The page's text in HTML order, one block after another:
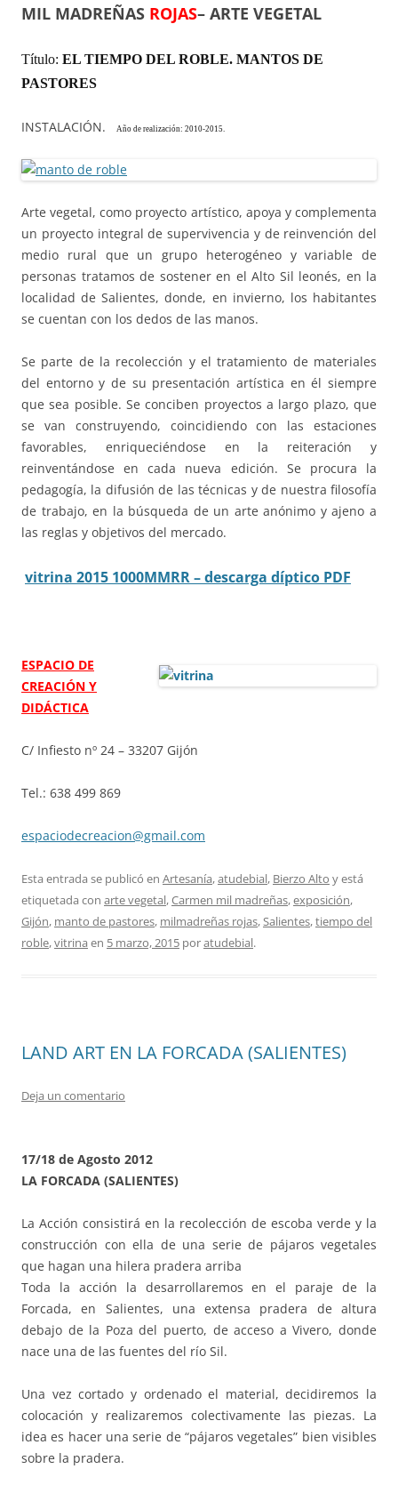
MIL MADREÑAS ROJAS– ARTE VEGETAL
Título: EL TIEMPO DEL ROBLE. MANTOS DE
PASTORES
INSTALACIÓN. Año de realización: 2010-2015.
Arte vegetal, como proyecto artístico, apoya y complementa
un proyecto integral de supervivencia y de reinvención del
medio rural que un grupo heterogéneo y variable de
personas tratamos de sostener en el Alto Sil leonés, en la
localidad de Salientes, donde, en invierno, los habitantes
se cuentan con los dedos de las manos.
Se parte de la recolección y el tratamiento de materiales
del entorno y de su presentación artística en él siempre
que sea posible. Se conciben proyectos a largo plazo, que
se van construyendo, coincidiendo con las estaciones
favorables, enriqueciéndose en la reiteración y
reinventándose en cada nueva edición. Se procura la
pedagogía, la difusión de las técnicas y de nuestra filosofía
de trabajo, en la búsqueda de un arte anónimo y ajeno a
las reglas y objetivos del mercado.
vitrina 2015 1000MMRR– descarga díptico PDF
ESPACIO DE
CREACIÓN Y
DIDÁCTICA
C/ Infiesto nº 24 – 33207 Gijón
Tel.: 638 499 869
espaciodecreacion@gmail.com
Esta entrada se publicó en Artesanía,atudebial, Bierzo Alto y está
etiquetada con arte vegetal,Carmen mil madreñas,exposición,
Gijón, manto de pastores, milmadreñas rojas,Salientes,tiempo del
roble,vitrina en 5 marzo, 2015 poratudebial.
LAND ART EN LA FORCADA (SALIENTES)
Deja un comentario
17/18 de Agosto 2012
LA FORCADA (SALIENTES)
La Acción consistirá en la recolección de escoba verde y la
construcción con ella de una serie de pájaros vegetales
que hagan una hilera pradera arriba
Toda la acción la desarrollaremos en el paraje de la
Forcada, en Salientes, una extensa pradera de altura
debajo de la Poza del puerto, de acceso a Vivero, donde
nace una de las fuentes del río Sil.
Una vez cortado y ordenado el material, decidiremos la
colocación y realizaremos colectivamente las piezas. La
idea es hacer una serie de “pájaros vegetales” bien visibles
sobre la pradera.